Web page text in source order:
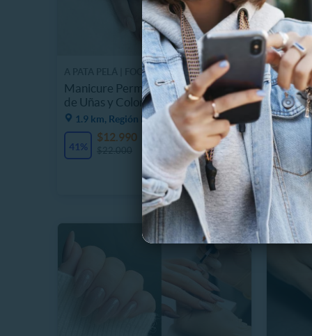
A PATA PELÁ | FOOT STUDIO
Manicure Permanente Ingeniería
de Uñas y Color, Home Studio
1.9 km, Región Metropolitana
41%
38 Vendidos
$12.990
SALON
Lifting
Cejas
2.5
58%